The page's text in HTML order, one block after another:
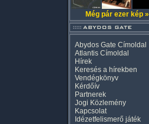
Még pár ezer kép »
Abydos Gate Címoldal
Atlantis Címoldal
Hírek
Keresés a hírekben
Vendégkönyv
Kérdőív
Partnerek
Jogi Közlemény
Kapcsolat
Idézetfelismerő játék